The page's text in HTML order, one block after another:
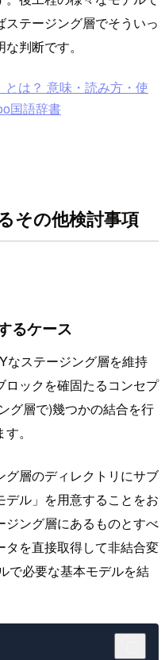
テージング層でそういっ
判断です。
は？ 意味・読み方・使
国語辞書
その他検討事項
るケース
なステージング層を維持
ックを確固たるコンセプ
グ層で)幾つかの結合を行
。
グ層のディレクトリにサブ
ル」を用意することをお
ング層にあるものとすべ
を直接取得して非結合変
で必要な基本モデルを結